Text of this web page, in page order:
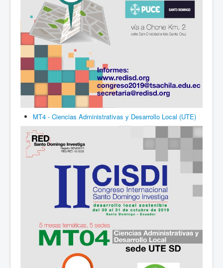
MT4 - Ciencias Administrativas y Desarrollo Local (UTE)